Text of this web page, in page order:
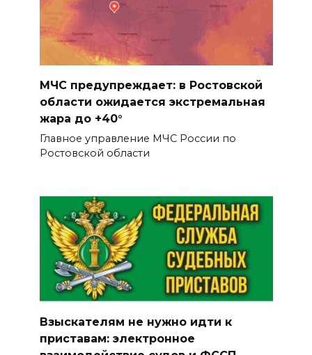
МЧС предупреждает: в Ростовской
области ожидается экстремальная
жара до +40°
Главное управление МЧС России по
Ростовской области
Взыскателям не нужно идти к
приставам: электронное